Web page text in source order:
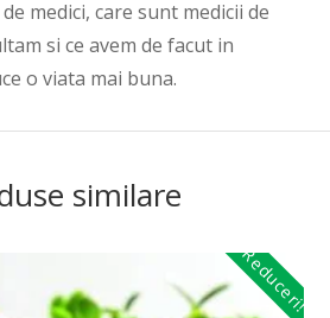
medici, care sunt medicii de
si ce avem de facut in
o viata mai buna.
similare
Reduceri!